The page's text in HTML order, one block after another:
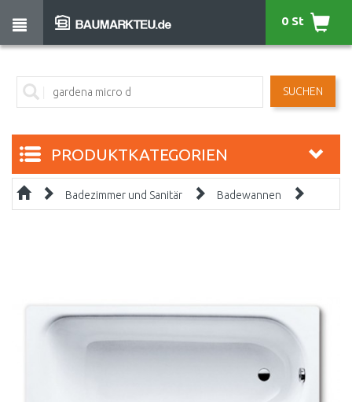
SUCHEN
0 St
PRODUKTKATEGORIEN
Badezimmer und Sanitär Badewannen